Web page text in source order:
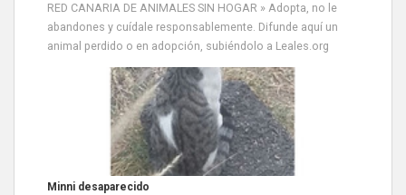
RED CANARIA DE ANIMALES SIN HOGAR » Adopta, no le
abandones y cuídale responsablemente. Difunde aquí un
animal perdido o en adopción, subiéndolo a Leales.org
Siami Perdida